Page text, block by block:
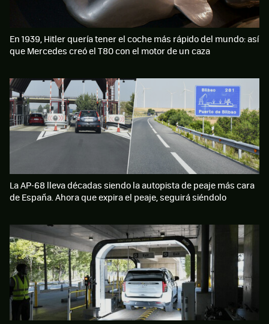
En 1939, Hitler quería tener el coche más rápido del mundo: así
que Mercedes creó el T80 con el motor de un caza
La AP-68 lleva décadas siendo la autopista de peaje más cara
de España. Ahora que expira el peaje, seguirá siéndolo